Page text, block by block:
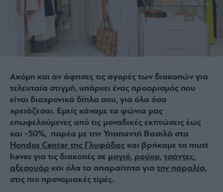
Ακόμη και αν άφησες τις αγορές των διακοπών για
τελευταία στιγμή, υπάρχει ένας προορισμός που
είναι διαχρονικά δίπλα σου, για όλα όσα
χρειάζεσαι. Εμείς κάναμε τα ψώνια μας
επωφελούμενες από τις μοναδικές εκπτώσεις έως
και -50%, παρέα με την Υπαπαντή Βασιλά στα
Hondos Center της Γλυφάδας και βρήκαμε τα must
haves για τις διακοπές σε μαγιό, ρούχα, τσάντες,
αξεσουάρ και όλα τα απαραίτητα για την παραλία,
στις πιο προνομιακές τιμές.